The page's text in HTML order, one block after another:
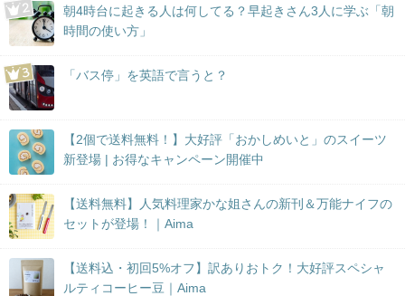
朝4時台に起きる人は何してる？早起きさん3人に学ぶ「朝
時間の使い方」
「バス停」を英語で言うと？
【2個で送料無料！】大好評「おかしめいと」のスイーツ
新登場 | お得なキャンペーン開催中
【送料無料】人気料理家かな姐さんの新刊＆万能ナイフの
セットが登場！｜Aima
【送料込・初回5%オフ】訳ありおトク！大好評スペシャ
ルティコーヒー豆｜Aima